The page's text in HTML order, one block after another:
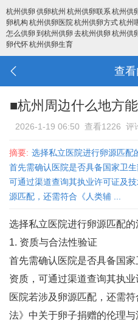
杭州供卵 供卵杭州 杭州供卵联系杭州供
卵机构 杭州供卵医院杭州供卵方式杭州
怎么供卵 到杭州供卵 去杭州供卵 杭州供
卵代怀杭州供卵生育
查
■杭州周边什么地方
2026-1-19 06:50 查看1226 评
摘要: 选择私立医院进行卵源匹配
首先需确认医院是否具备国家卫
可通过渠道查询其执业许可证及
源匹配，还需符合《人类辅 ...
选择私立医院进行卵源匹配的
1. ‌资质与合法性验证‌
首先需确认医院是否具备国
资质，可通过渠道查询其执
医院若涉及卵源匹配，还需
法》中关于卵子捐赠的伦理与